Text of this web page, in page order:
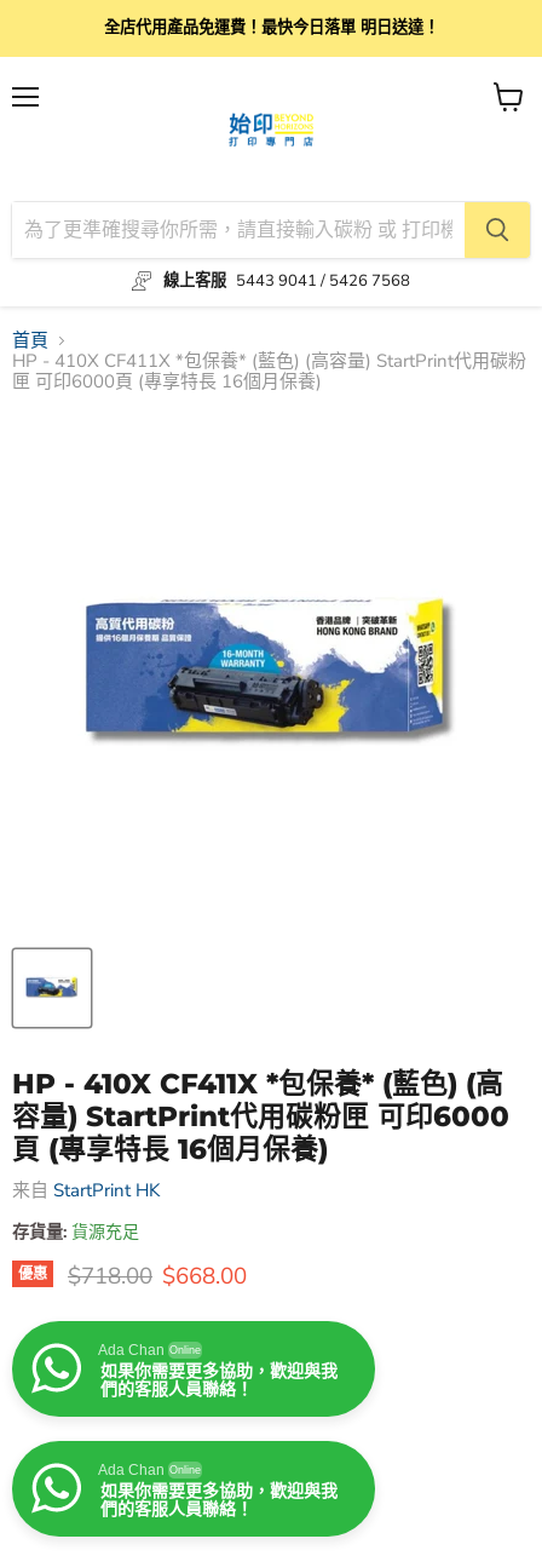
全店代用產品免運費！最快今日落單 明日送達！
線上客服 5443 9041 / 5426 7568
查
車
首頁
HP - 410X CF411X *包保養* (藍色) (高容量) StartPrint代用碳粉
匣 可印6000頁 (專享特長 16個月保養)
HP - 410X CF411X *包保養* (藍色) (高
容量) StartPrint代用碳粉匣 可印6000
頁 (專享特長 16個月保養)
来自 StartPrint HK
存貨量: 貨源充足
優惠 原價
$718.00 售價
$668.00
Ada Chan Online
如果你需要更多協助，歡迎與我
們的客服人員聯絡！
Ada Chan Online
如果你需要更多協助，歡迎與我
們的客服人員聯絡！